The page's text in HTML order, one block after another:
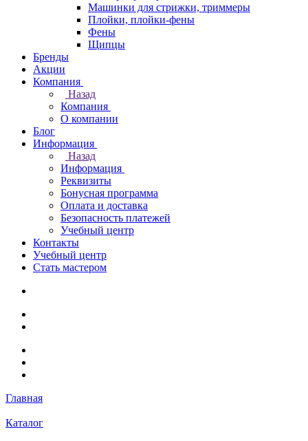
Машинки для стрижки, триммеры
Плойки, плойки-фены
Фены
Щипцы
Бренды
Акции
Компания
Назад
Компания
О компании
Блог
Информация
Назад
Информация
Реквизиты
Бонусная программа
Оплата и доставка
Безопасность платежей
Учебный центр
Контакты
Учебный центр
Стать мастером
Главная
Каталог